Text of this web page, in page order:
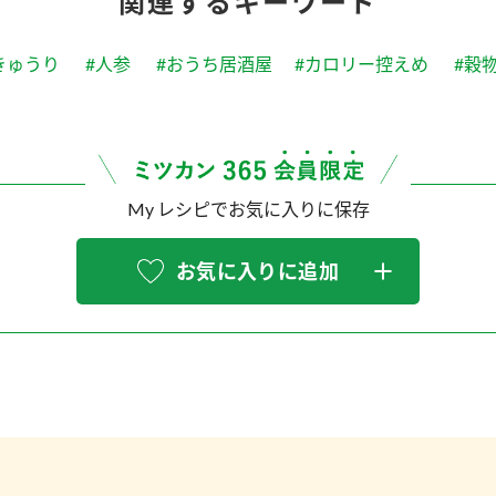
ゅうり #人参 #おうち居酒屋 #カロリー控えめ #穀
My レシピでお気に入りに保存
お気に入りに追加